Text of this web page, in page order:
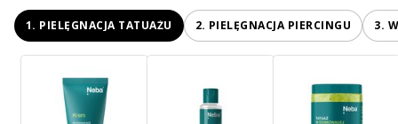
1. PIELĘGNACJA TATUAŻU 2. PIELĘGNACJA PIERCINGU 3.